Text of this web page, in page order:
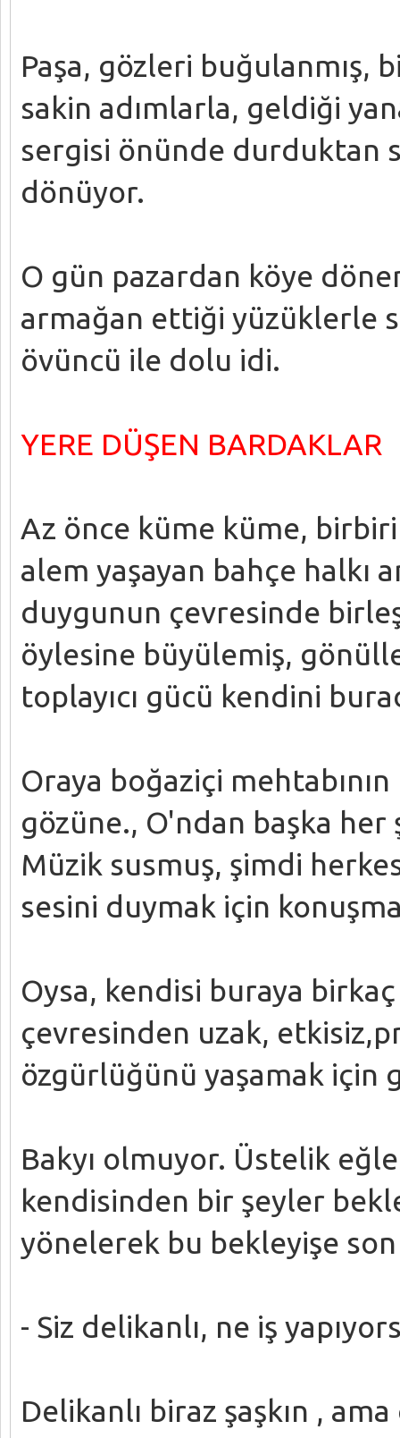
Paşa, gözleri buğulanmış,
sakin adımlarla, geldiği
sergisi önünde durduktan
dönüyor.
O gün pazardan köye
armağan ettiği yüzüklerle
övüncü ile dolu idi.
YERE DÜŞEN BARDAKLAR
Az önce küme küme,
alem yaşayan bahçe halkı
duygunun çevresinde
öylesine büyülemiş,
toplayıcı gücü kendini
Oraya boğaziçi
gözüne., O'ndan başka
Müzik susmuş, şimdi
sesini duymak için
Oysa, kendisi buraya
çevresinden uzak,
özgürlüğünü yaşamak için
Bakyı olmuyor. Üstelik
kendisinden bir şeyler
yönelerek bu bekleyişe
- Siz delikanlı, ne iş
Delikanlı biraz şaşkın ,